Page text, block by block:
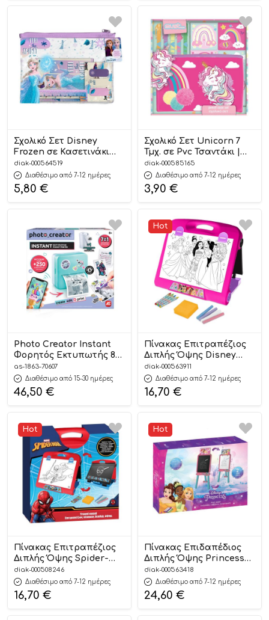
Σχολικό Σετ Disney
Frozen σε Κασετινάκι
PCV 5205698692901
diak-000564519
Διαθέσιμο από 7-12 ημέρες
5,80 €
Σχολικό Σετ Unicorn 7
Τμχ. σε Pvc Τσαντάκι |
5205698609138 Must
diak-000585165
Διαθέσιμο από 7-12 ημέρες
3,90 €
Photo Creator Instant
Φορητός Εκτυπωτής 8+
1863-70607 – As Company
as-1863-70607
Διαθέσιμο από 15-30 ημέρες
46,50 €
Hot
Πίνακας Επιτραπέζιος
Διπλής Όψης Disney
Princess
(34,5×7,5×35,5εκ)
5205698629747
diak-000563911
Διαθέσιμο από 7-12 ημέρες
16,70 €
Hot
Πίνακας Επιτραπέζιος
Διπλής Όψης Spider-
Μan 34,5×7,5×35,5 εκ.
diak-000508246
Διαθέσιμο από 7-12 ημέρες
16,70 €
Hot
Πίνακας Επιδαπέδιος
Διπλής Όψης Princess
(56x6x41,5εκ)
5205698585104 3+ – Luna
diak-000563418
Διαθέσιμο από 7-12 ημέρες
24,60 €